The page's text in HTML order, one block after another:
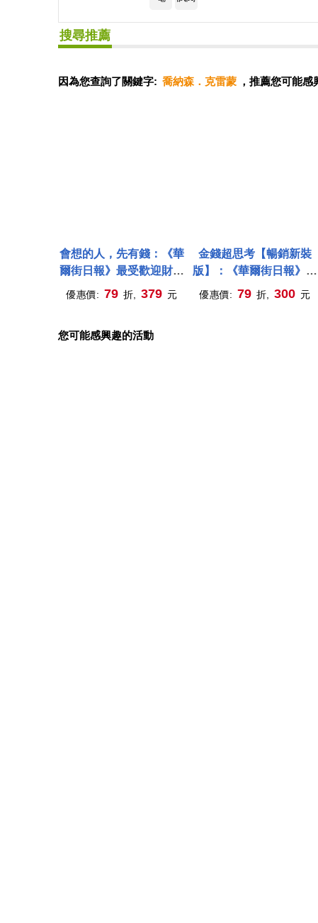
搜尋推薦
因為您查詢了關鍵字: 喬納森．克雷蒙 ，推薦您可能感
會想的人，先有錢：《華
爾街日報》最受歡迎財經
作家的畢生智慧，62個啟
優惠價: 79 折, 379 元
金錢超思考【暢銷新裝
版】：《華爾街日報》最
受歡迎財經作家，25道創
優惠價: 79 折, 300 元
您可能感興趣的活動